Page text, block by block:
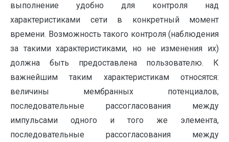
выполнение удобно для контроля над
характеристиками сети в конкретный момент
времени. Возможность такого контроля (наблюдения
за такими характеристиками, но не изменения их)
должна быть предоставлена пользователю. К
важнейшим таким характеристикам относятся:
величины мембранных потенциалов,
последовательные рассогласования между
импульсами одного и того же элемента,
последовательные рассогласования между